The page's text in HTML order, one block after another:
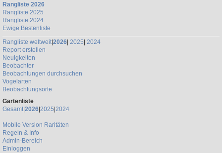
Rangliste 2026
Rangliste 2025
Rangliste 2024
Ewige Bestenliste
Rangliste weltweit|2026| 2025| 2024
Report erstellen
Neuigkeiten
Beobachter
Beobachtungen durchsuchen
Vogelarten
Beobachtungsorte
Gartenliste
Gesamt|2026 2025 2024
Mobile Version Raritäten
Regeln & Info
Admin-Bereich
Einloggen